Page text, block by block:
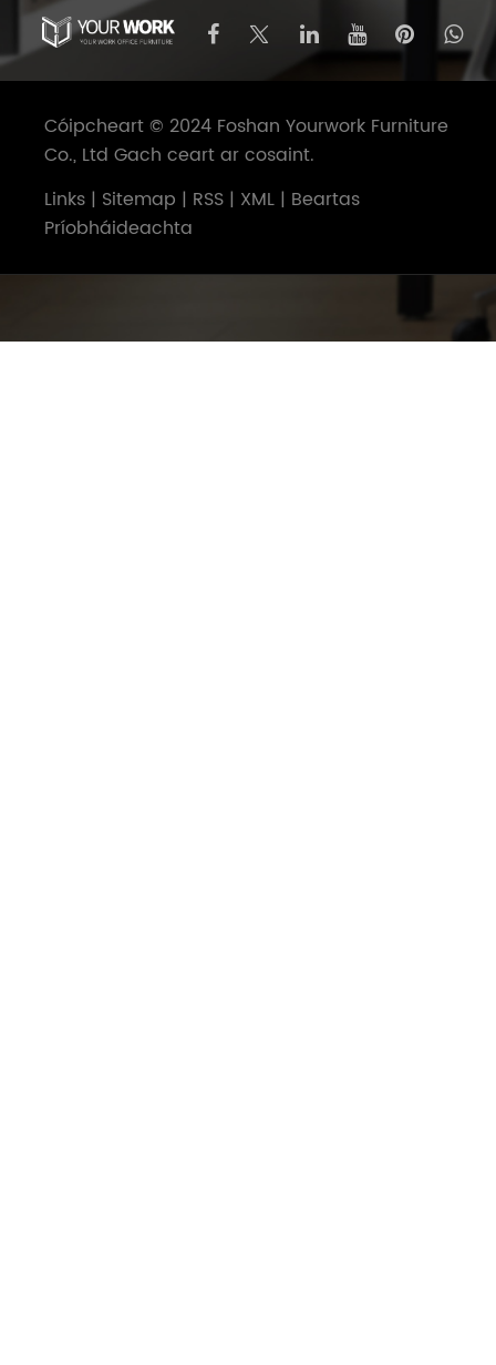
Cóipcheart © 2024 Foshan Yourwork Furniture
Co., Ltd Gach ceart ar cosaint.
Links | Sitemap | RSS | XML | Beartas
Príobháideachta